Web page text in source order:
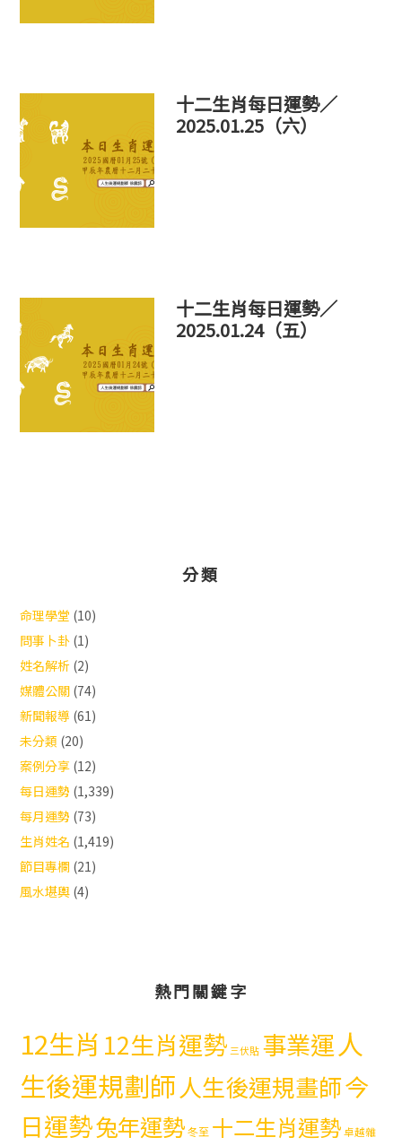
十二生肖每日運勢／
2025.01.25（六）
十二生肖每日運勢／
2025.01.24（五）
分類
命理學堂 (10)
問事卜卦 (1)
姓名解析 (2)
媒體公關 (74)
新聞報導 (61)
未分類 (20)
案例分享 (12)
每日運勢 (1,339)
每月運勢 (73)
生肖姓名 (1,419)
節目專欄 (21)
風水堪輿 (4)
熱門關鍵字
12生肖 12生肖運勢 三伏貼 事業運人
生後運規劃師 人生後運規畫師今
日運勢兔年運勢冬至 十二生肖運勢 卓越雜